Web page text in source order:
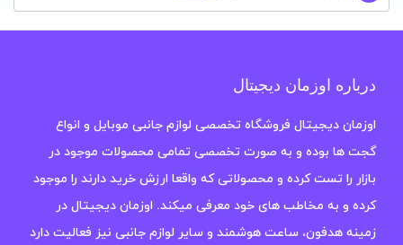
اصلی:
فعلی:
درباره اوزمان دیجیتال
اوزمان دیجیتال فروشگاه تخصصی لوازم جانبی موبایل و انواع
گجت ها بوده و به صورت تخصصی تمامی محصولات موجود در
بازار را تست کرده و محصولاتی که واقعا ارزش خرید دارند را موجود
کرده و به مخاطب های خود معرفی میکند. اوزمان دیجیتال در
زمینه هدفون، ساعت هوشمند و سایر لوازم جانبی نیز فعالیت دارد